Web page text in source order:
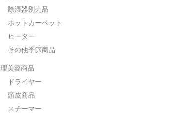
除湿器別売品
ホットカーペット
ヒーター
その他季節商品
理美容商品
ドライヤー
頭皮商品
スチーマー